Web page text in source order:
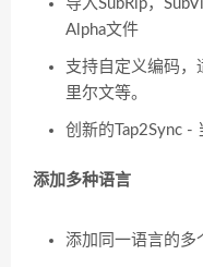
导入SubRip，
Alpha文件
支持自定义编码
里尔文等。
创新的Tap2Sync -
添加多种语言
添加同一语言的多